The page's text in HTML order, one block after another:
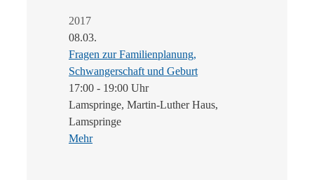
2017
08.03.
Fragen zur Familienplanung,
Schwangerschaft und Geburt
17:00 - 19:00 Uhr
Lamspringe, Martin-Luther Haus,
Lamspringe
Mehr